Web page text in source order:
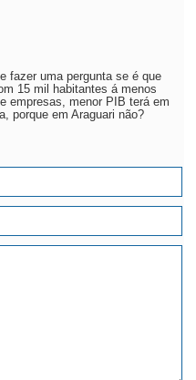
fazer uma pergunta se é que
15 mil habitantes á menos
empresas, menor PIB terá em
porque em Araguari não?